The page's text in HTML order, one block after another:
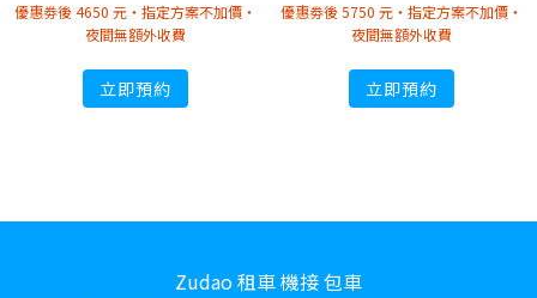
優惠劵後 4650 元・指定方案不加價・
夜間無額外收費
立即預約
優惠劵後 5750 元・指定方案不加價・
夜間無額外收費
立即預約
Zudao 租車 機接 包車